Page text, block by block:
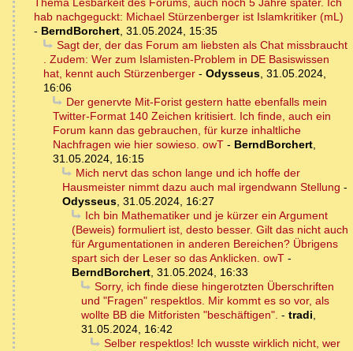
Thema Lesbarkeit des Forums, auch noch 5 Jahre später. Ich
hab nachgeguckt: Michael Stürzenberger ist Islamkritiker (mL)
- BerndBorchert, 31.05.2024, 15:35
Sagt der, der das Forum am liebsten als Chat missbraucht
. Zudem: Wer zum Islamisten-Problem in DE Basiswissen
hat, kennt auch Stürzenberger - Odysseus, 31.05.2024,
16:06
Der genervte Mit-Forist gestern hatte ebenfalls mein
Twitter-Format 140 Zeichen kritisiert. Ich finde, auch ein
Forum kann das gebrauchen, für kurze inhaltliche
Nachfragen wie hier sowieso. owT - BerndBorchert,
31.05.2024, 16:15
Mich nervt das schon lange und ich hoffe der
Hausmeister nimmt dazu auch mal irgendwann Stellung -
Odysseus, 31.05.2024, 16:27
Ich bin Mathematiker und je kürzer ein Argument
(Beweis) formuliert ist, desto besser. Gilt das nicht auch
für Argumentationen in anderen Bereichen? Übrigens
spart sich der Leser so das Anklicken. owT -
BerndBorchert, 31.05.2024, 16:33
Sorry, ich finde diese hingerotzten Überschriften
und "Fragen" respektlos. Mir kommt es so vor, als
wollte BB die Mitforisten "beschäftigen". - tradi,
31.05.2024, 16:42
Selber respektlos! Ich wusste wirklich nicht, wer